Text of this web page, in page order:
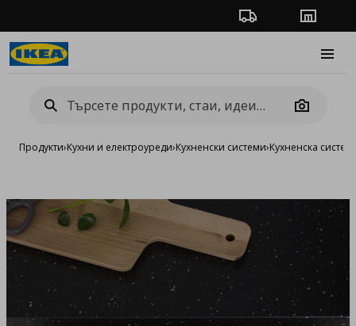
Проследяване на
Camera
Продукти›Кухни и електроуреди›Кухненски системи›Кухненска